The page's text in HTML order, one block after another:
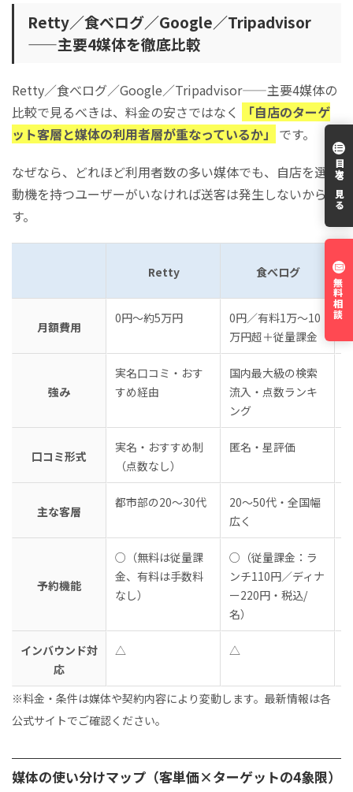
目次を見る
Retty／食べログ／Google／Tripadvisor
——主要4媒体を徹底比較
Retty／食べログ／Google／Tripadvisor——主要4媒体の
比較で見るべきは、料金の安さではなく
「自店のターゲ
ット客層と媒体の利用者層が重なっているか」
です。
なぜなら、どれほど利用者数の多い媒体でも、自店を選ぶ
動機を持つユーザーがいなければ送客は発生しないからで
す。
Retty 食べログ
月額費用
0円〜約5万円
0円／有料1万〜10
万円超＋従量課金
強み
実名口コミ・おす
すめ経由
国内最大級の検索
流入・点数ランキ
ング
口コミ形式
実名・おすすめ制
（点数なし）
匿名・星評価
主な客層
都市部の20〜30代
20〜50代・全国幅
広く
予約機能
○（無料は従量課
金、有料は手数料
なし）
○（従量課金：ラ
ンチ110円／ディナ
ー220円・税込/
名）
インバウンド対
応
△ △
※料金・条件は媒体や契約内容により変動します。最新情報は各
公式サイトでご確認ください。
媒体の使い分けマップ（客単価×ターゲットの4象限）
無料相談